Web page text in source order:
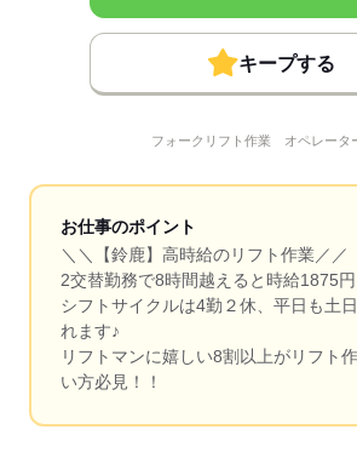
キープする
フォークリフト作業 オペレータ
お仕事のポイント
＼＼【鈴鹿】高時給のリフト作業／／
2交替勤務で8時間越えると時給1875円
シフトサイクルは4勤２休、平日も土
れます♪
リフトマンに嬉しい8割以上がリフト
い方必見！！